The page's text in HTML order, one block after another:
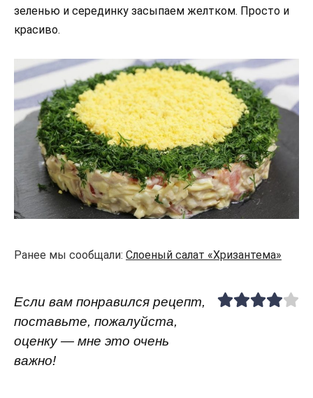
зеленью и серединку засыпаем желтком. Просто и
красиво.
Ранее мы сообщали: Слоеный салат «Хризантема»
Если вам понравился рецепт,
поставьте, пожалуйста,
оценку — мне это очень
важно!